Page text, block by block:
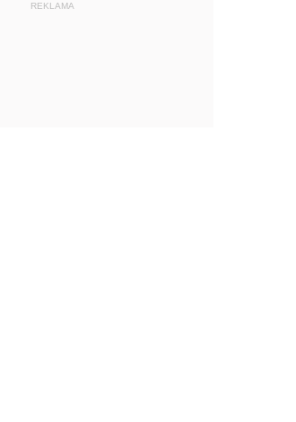
REKLAMA